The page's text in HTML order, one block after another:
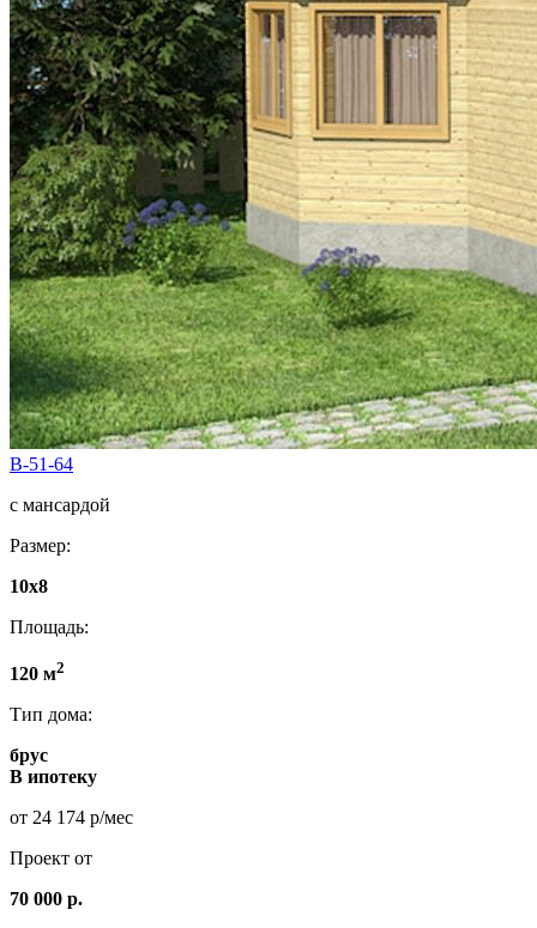
B-51-64
с мансардой
Размер:
10х8
Площадь:
120 м2
Тип дома:
брус
В ипотеку
от 24 174 р/мес
Проект от
70 000 р.